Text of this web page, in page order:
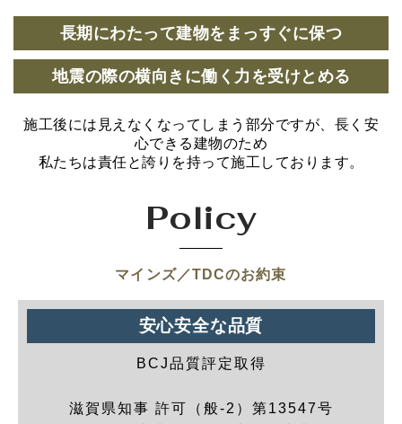
長期にわたって建物をまっすぐに保つ
地震の際の横向きに働く力を受けとめる
施工後には見えなくなってしまう部分ですが、長く安
心できる建物のため
私たちは責任と誇りを持って施工しております。
Policy
マインズ／TDCのお約束
安心安全な品質
BCJ品質評定取得
滋賀県知事 許可（般-2）第13547号